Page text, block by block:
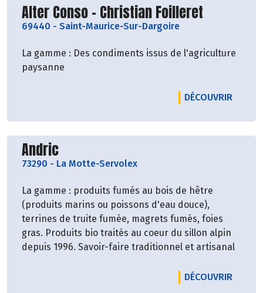
Découvrir le producteur
Alter Conso - Christian Foilleret
69440 - Saint-Maurice-Sur-Dargoire
La gamme : Des condiments issus de l'agriculture
paysanne
DÉCOUVRIR
Découvrir le producteur
Andric
73290 - La Motte-Servolex
La gamme : produits fumés au bois de hêtre
(produits marins ou poissons d'eau douce),
terrines de truite fumée, magrets fumés, foies
gras. Produits bio traités au coeur du sillon alpin
depuis 1996. Savoir-faire traditionnel et artisanal
DÉCOUVRIR